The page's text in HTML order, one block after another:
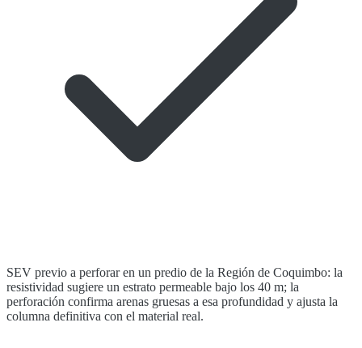
SEV previo a perforar en un predio de la Región de Coquimbo: la
resistividad sugiere un estrato permeable bajo los 40 m; la
perforación confirma arenas gruesas a esa profundidad y ajusta la
columna definitiva con el material real.